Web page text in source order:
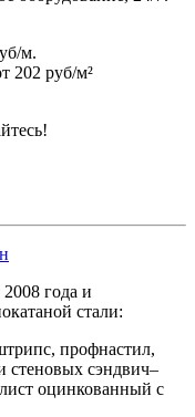
м.
202 руб/м²
года и
стали:
профнастил,
стеновых сэндвич–
оцинкованный с